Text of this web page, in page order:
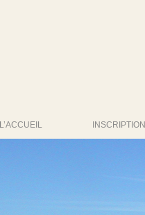
L’ACCUEIL INSCRIPTION